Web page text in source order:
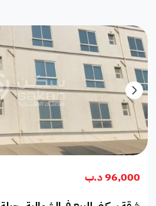
96,000 د.ب